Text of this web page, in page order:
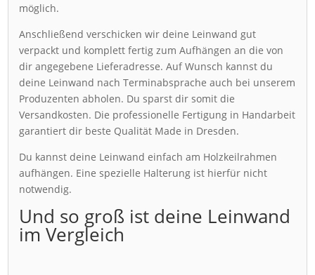
möglich.
Anschließend verschicken wir deine Leinwand gut
verpackt und komplett fertig zum Aufhängen an die von
dir angegebene Lieferadresse. Auf Wunsch kannst du
deine Leinwand nach Terminabsprache auch bei unserem
Produzenten abholen. Du sparst dir somit die
Versandkosten. Die professionelle Fertigung in Handarbeit
garantiert dir beste Qualität Made in Dresden.
Du kannst deine Leinwand einfach am Holzkeilrahmen
aufhängen. Eine spezielle Halterung ist hierfür nicht
notwendig.
Und so groß ist deine Leinwand
im Vergleich